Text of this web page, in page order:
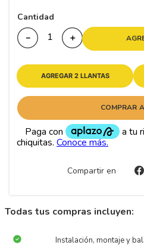
Cantidad
＋
－
AGREGAR 2 LLANTAS
COMPRAR
Compartir en
Todas tus compras incluyen:
Instalación, montaje y